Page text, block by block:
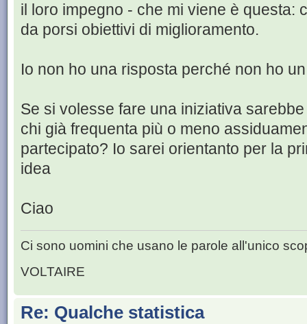
il loro impegno - che mi viene è questa:
da porsi obiettivi di miglioramento.
Io non ho una risposta perché non ho
Se si volesse fare una iniziativa
chi già frequenta più o meno
partecipato? Io sarei orientanto per la
idea
Ciao
Ci sono uomini che usano le parole all'unico
VOLTAIRE
Re: Qualche statistica